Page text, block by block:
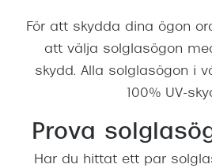
För att skydda dina ögon
att välja solglasögon
skydd. Alla solglasögon i
100% UV-
Prova
Har du hittat ett par